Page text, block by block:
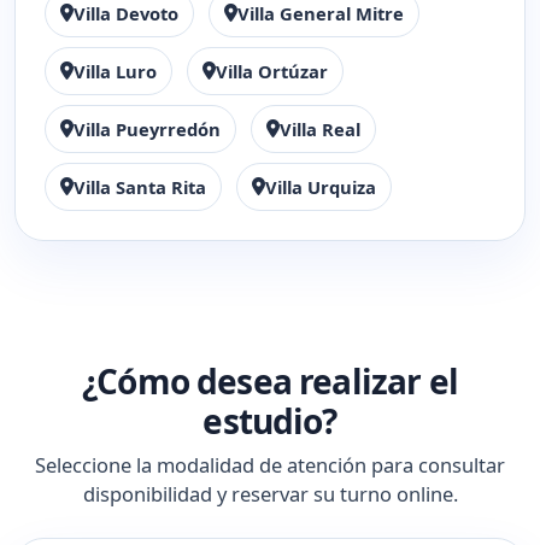
Villa Devoto Villa General Mitre
Villa Luro Villa Ortúzar
Villa Pueyrredón Villa Real
Villa Santa Rita Villa Urquiza
¿Cómo desea realizar el
estudio?
Seleccione la modalidad de atención para consultar
disponibilidad y reservar su turno online.